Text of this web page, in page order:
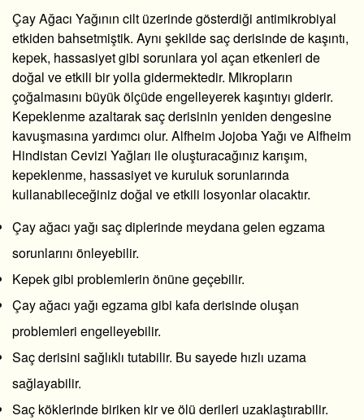
Çay Ağacı Yağının cilt üzerinde gösterdiği antimikrobiyal
etkiden bahsetmiştik. Aynı şekilde saç derisinde de kaşıntı,
kepek, hassasiyet gibi sorunlara yol açan etkenleri de
doğal ve etkili bir yolla gidermektedir. Mikropların
çoğalmasını büyük ölçüde engelleyerek kaşıntıyı giderir.
Kepeklenme azaltarak saç derisinin yeniden dengesine
kavuşmasına yardımcı olur. Alfheim Jojoba Yağı ve Alfheim
Hindistan Cevizi Yağları ile oluşturacağınız karışım,
kepeklenme, hassasiyet ve kuruluk sorunlarında
kullanabileceğiniz doğal ve etkili losyonlar olacaktır.
Çay ağacı yağı saç diplerinde meydana gelen egzama
sorunlarını önleyebilir.
Kepek gibi problemlerin önüne geçebilir.
Çay ağacı yağı egzama gibi kafa derisinde oluşan
problemleri engelleyebilir.
Saç derisini sağlıklı tutabilir. Bu sayede hızlı uzama
sağlayabilir.
Saç köklerinde biriken kir ve ölü derileri uzaklaştırabilir.